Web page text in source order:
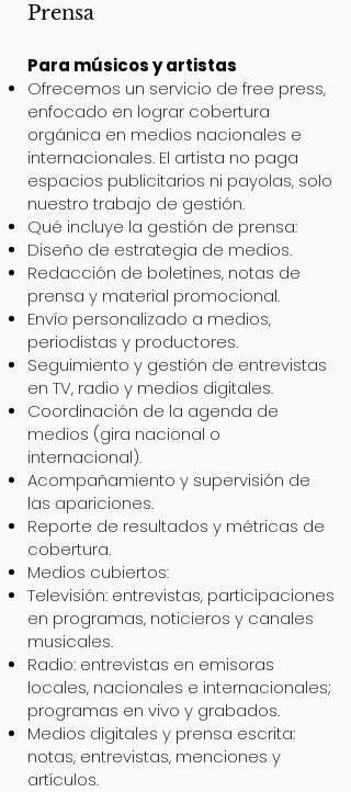
Prensa
Para músicos y artistas
Ofrecemos un servicio de free press,
enfocado en lograr cobertura
orgánica en medios nacionales e
internacionales. El artista no paga
espacios publicitarios ni payolas, solo
nuestro trabajo de gestión.
Qué incluye la gestión de prensa:
Diseño de estrategia de medios.
Redacción de boletines, notas de
prensa y material promocional.
Envío personalizado a medios,
periodistas y productores.
Seguimiento y gestión de entrevistas
en TV, radio y medios digitales.
Coordinación de la agenda de
medios (gira nacional o
internacional).
Acompañamiento y supervisión de
las apariciones.
Reporte de resultados y métricas de
cobertura.
Medios cubiertos:
Televisión: entrevistas, participaciones
en programas, noticieros y canales
musicales.
Radio: entrevistas en emisoras
locales, nacionales e internacionales;
programas en vivo y grabados.
Medios digitales y prensa escrita:
notas, entrevistas, menciones y
artículos.